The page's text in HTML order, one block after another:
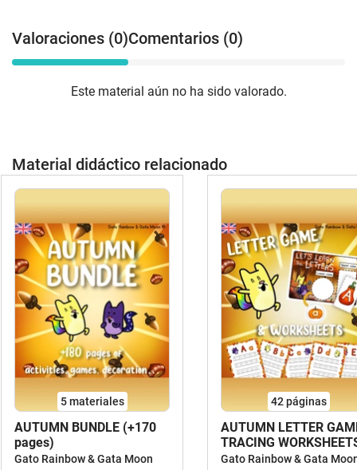
Valoraciones (0)Comentarios (0)
Este material aún no ha sido valorado.
Material didáctico relacionado
5 materiales
AUTUMN BUNDLE (+170
pages)
Gato Rainbow & Gata Moon
42páginas
AUTUMN LETTER
TRACING
Gato Rainbow & Gata